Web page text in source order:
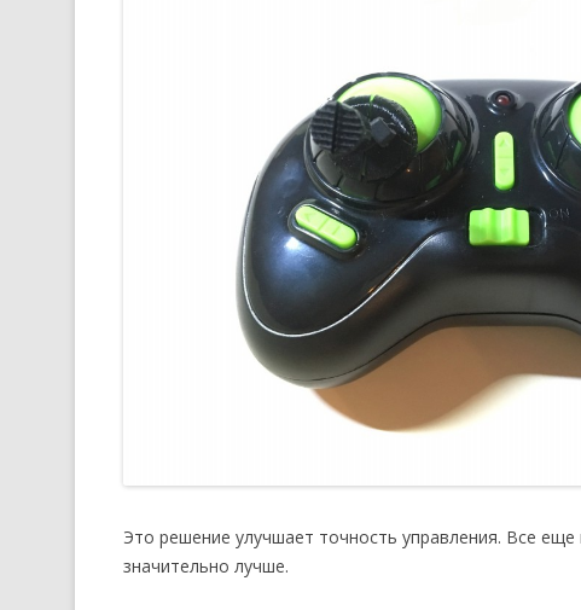
Это решение улучшает точность управления. Все
значительно лучше.